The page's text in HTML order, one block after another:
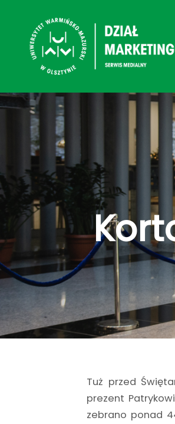
Tuż przed
prezent
zebrano ponad